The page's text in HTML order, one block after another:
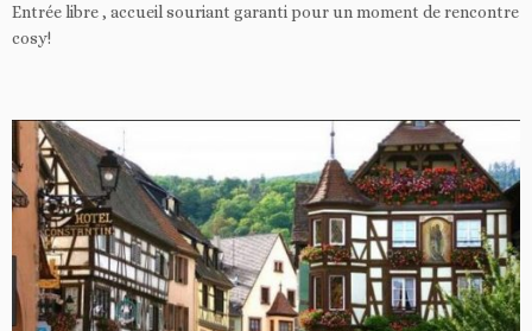
Entrée libre , accueil souriant garanti pour un moment de rencontre
cosy!